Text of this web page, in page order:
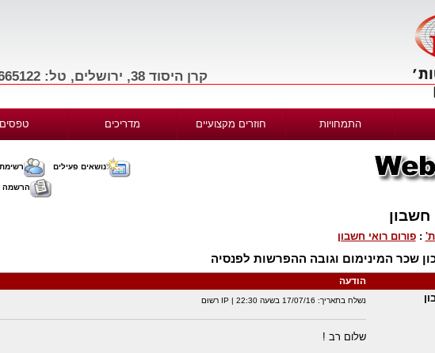
קרן היסוד 38, ירושלים, טל: 02-5665122 | דרך בגין 156, תל-אביב, טל: 03-9665122
התמחויות חוזרים מקצועיים מדריכים טפסים
נושאים פעילים
הרשמה
חשבון
:פורום רואי חשבון
שכר המינימום וגובה ההפרשות לפנסיה
הודעה
נשלח בתאריך: 17/07/16 בשעה 22:30 | IP רשוּם
שלום רב !